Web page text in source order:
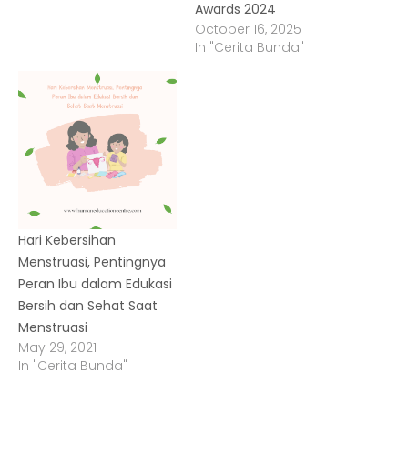
Awards 2024
October 16, 2025
In "Cerita Bunda"
Hari Kebersihan
Menstruasi, Pentingnya
Peran Ibu dalam Edukasi
Bersih dan Sehat Saat
Menstruasi
May 29, 2021
In "Cerita Bunda"